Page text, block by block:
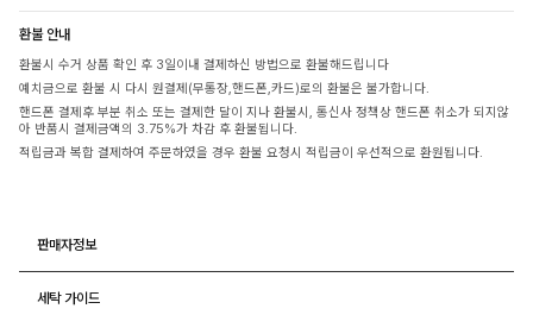
환불 안내
환불시 수거 상품 확인 후 3일이내 결제하신 방법으로 환불해드립니다
예치금으로 환불 시 다시 원결제(무통장,핸드폰,카드)로의 환불은 불가합니다.
핸드폰 결제후 부분 취소 또는 결제한 달이 지나 환불시, 통신사 정책상 핸드폰 취소가 되지않
아 반품시 결제금액의 3.75%가 차감 후 환불됩니다.
적립금과 복합 결제하여 주문하였을 경우 환불 요청시 적립금이 우선적으로 환원됩니다.
판매자정보
세탁 가이드